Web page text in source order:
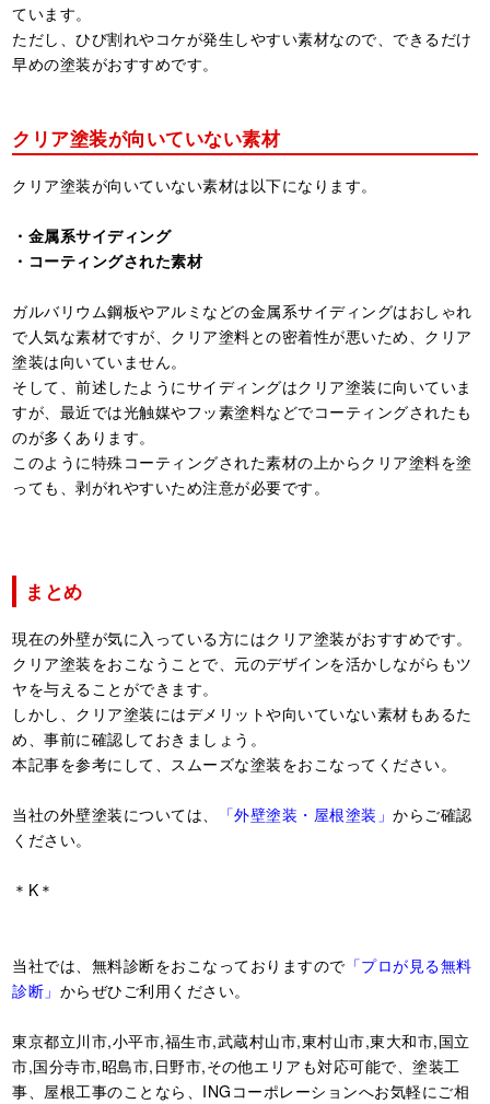
ています。
ただし、ひび割れやコケが発生しやすい素材なので、できるだけ
早めの塗装がおすすめです。
クリア塗装が向いていない素材
クリア塗装が向いていない素材は以下になります。
・金属系サイディング
・コーティングされた素材
ガルバリウム鋼板やアルミなどの金属系サイディングはおしゃれ
で人気な素材ですが、クリア塗料との密着性が悪いため、クリア
塗装は向いていません。
そして、前述したようにサイディングはクリア塗装に向いていま
すが、最近では光触媒やフッ素塗料などでコーティングされたも
のが多くあります。
このように特殊コーティングされた素材の上からクリア塗料を塗
っても、剥がれやすいため注意が必要です。
まとめ
現在の外壁が気に入っている方にはクリア塗装がおすすめです。
クリア塗装をおこなうことで、元のデザインを活かしながらもツ
ヤを与えることができます。
しかし、クリア塗装にはデメリットや向いていない素材もあるた
め、事前に確認しておきましょう。
本記事を参考にして、スムーズな塗装をおこなってください。
当社の外壁塗装については、 「外壁塗装・屋根塗装」からご確認
ください。
＊K＊
当社では、無料診断をおこなっておりますので 「プロが見る無料
診断」 からぜひご利用ください。
東京都立川市,小平市,福生市,武蔵村山市,東村山市,東大和市,国立
市,国分寺市,昭島市,日野市,その他エリアも対応可能で、塗装工
事、屋根工事のことなら、INGコーポレーションへお気軽にご相